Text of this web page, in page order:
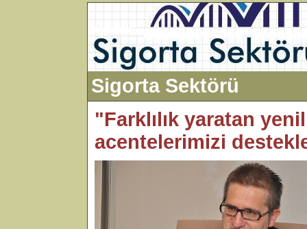
Sigorta Sektörü
"Farklılık yaratan
acentelerimizi